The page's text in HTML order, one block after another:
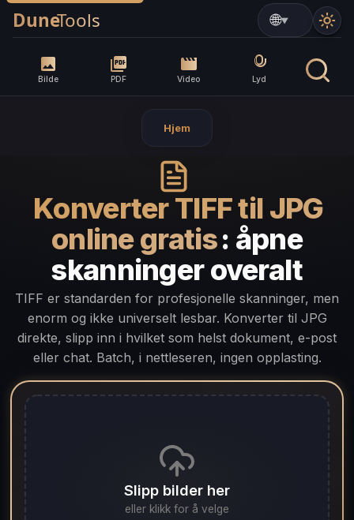
Bilde PDF Video Lyd
▼
Hjem
Konverter TIFF til JPG
online gratis: åpne
skanninger overalt
TIFF er standarden for profesjonelle skanninger, men
enorm og ikke universelt lesbar. Konverter til JPG
direkte, slipp inn i hvilket som helst dokument, e-post
eller chat. Batch, i nettleseren, ingen opplasting.
Slipp bilder her
eller klikk for å velge